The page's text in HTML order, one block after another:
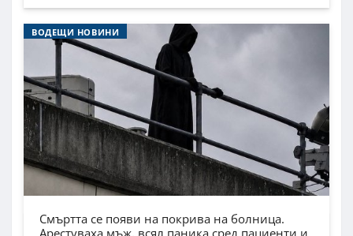
ВОДЕЩИ НОВИНИ
Смъртта се появи на покрива на болница.